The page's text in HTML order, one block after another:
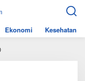
Ekonomi Kesehatan